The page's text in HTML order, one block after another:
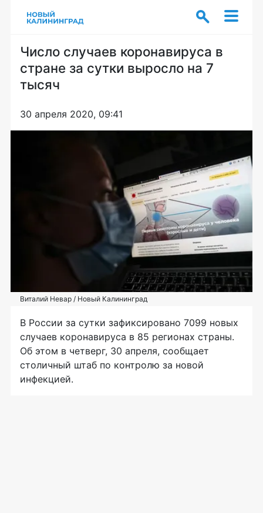
Число случаев коронавируса в
стране за сутки выросло на 7
тысяч
30 апреля 2020, 09:41
Виталий Невар / Новый Калининград
В России за сутки зафиксировано 7099 новых
случаев коронавируса в 85 регионах страны.
Об этом в четверг, 30 апреля, сообщает
столичный штаб по контролю за новой
инфекцией.